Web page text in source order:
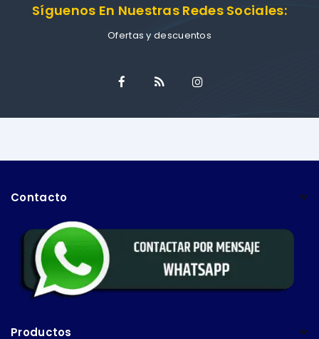
Síguenos En Nuestras Redes Sociales:
Ofertas y descuentos
Contacto
Productos